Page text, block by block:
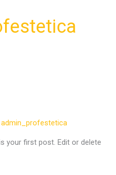
admin_profestetica
your first post. Edit or delete